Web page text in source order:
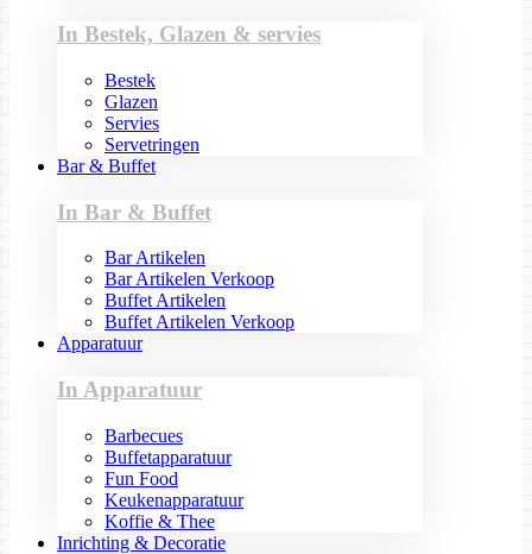
In Bestek, Glazen & servies
Bestek
Glazen
Servies
Servetringen
Bar & Buffet
In Bar & Buffet
Bar Artikelen
Bar Artikelen Verkoop
Buffet Artikelen
Buffet Artikelen Verkoop
Apparatuur
In Apparatuur
Barbecues
Buffetapparatuur
Fun Food
Keukenapparatuur
Koffie & Thee
Inrichting & Decoratie